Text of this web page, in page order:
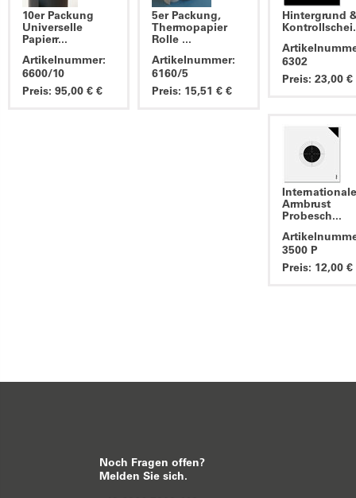
10er Packung
Universelle
Papierr...
Artikelnummer:
6600/10
Preis: 95,00 € €
5er Packung,
Thermopapier
Rolle ...
Artikelnummer:
6160/5
Preis: 15,51 € €
Hintergrund
6302
Preis: 23,00 €
Internationale
Armbrust
Probesch...
3500 P
Preis: 12,00 €
Noch Fragen offen?
Melden Sie sich.